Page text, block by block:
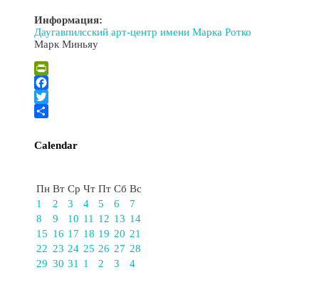
Информация:
Даугавпилсский арт-центр имени Марка Ротко
Марк Миньяу
PrintFriendly
Facebook
Twitter
Calendar
Пн Вт Ср Чт Пт Сб Вс
1
2 3 4 5 6
7
8
9 10 11 12 13 14
15 16 17 18 19 20 21
22 23 24 25 26 27 28
29 30 31 1 2 3 4